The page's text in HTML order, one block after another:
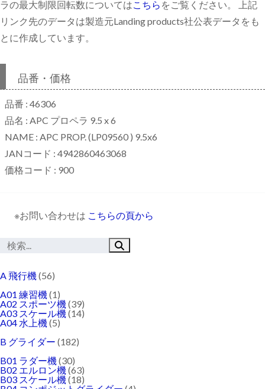
ラの最大制限回転数については こちら をご覧ください。 上記
リンク先のデータは製造元Landing products社公表データをも
とに作成しています。
品番・価格
品番 : 46306
品名 : APC プロペラ 9.5 x 6
NAME : APC PROP. (LP09560 ) 9.5x6
JANコード : 4942860463068
価格コード : 900
※お問い合わせは こちらの頁から
A 飛行機(56)
A01 練習機(1)
A02 スポーツ機(39)
A03 スケール機(14)
A04 水上機(5)
B グライダー (182)
B01 ラダー機(30)
B02 エルロン機(63)
B03 スケール機(18)